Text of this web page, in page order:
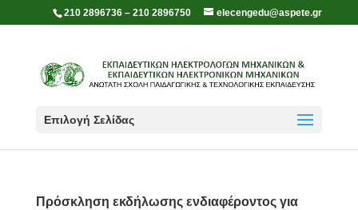
210 2896736 – 210 2896750 elecengedu@aspete.gr
Επιλογή Σελίδας
Πρόσκληση εκδήλωσης ενδιαφέροντος για